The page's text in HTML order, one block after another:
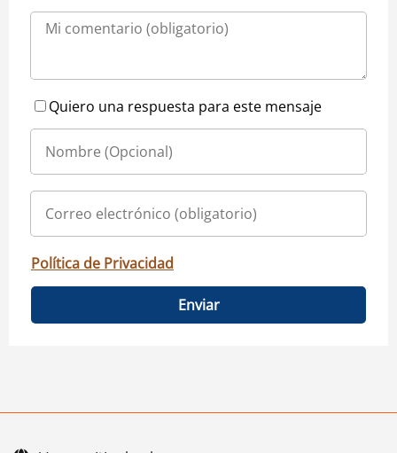
Quiero una respuesta para este mensaje
Política de Privacidad
Enviar